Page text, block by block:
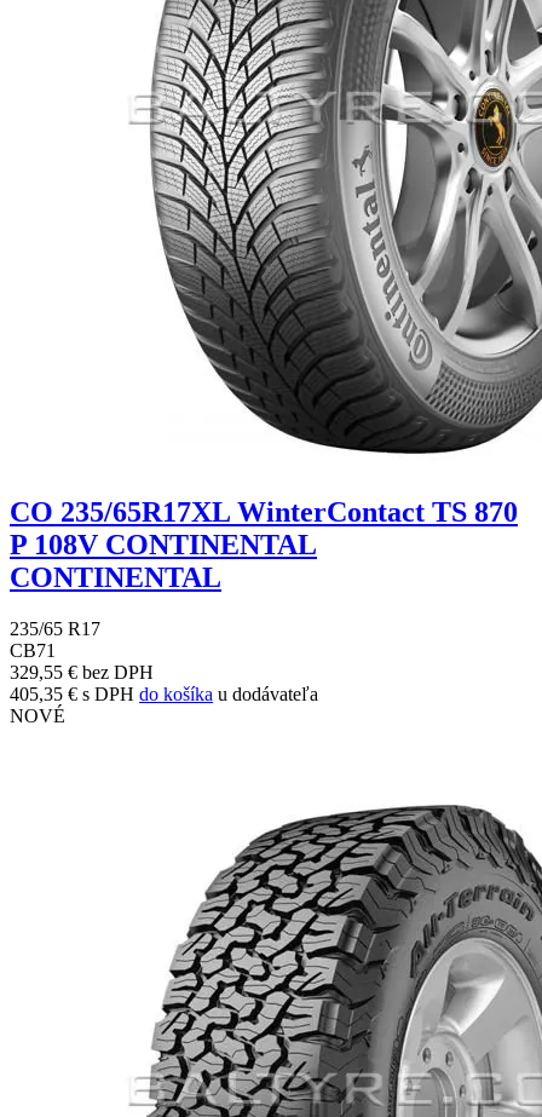
CO 235/65R17XL WinterContact TS 870
P 108V CONTINENTAL
CONTINENTAL
235/65 R17
CB71
329,55 € bez DPH
405,35 € s DPH do košíka u dodávateľa
NOVÉ